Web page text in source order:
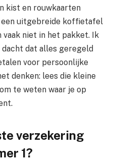
kist en rouwkaarten
een uitgebreide koffietafel
niet in het pakket. Ik
dat alles geregeld
voor persoonlijke
denken: lees die kleine
te weten waar je op
verzekering
1?